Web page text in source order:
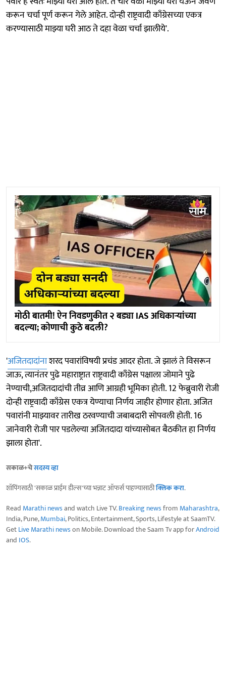
करून चर्चा पूर्ण करून गेले आहेत. दोन्ही राष्ट्रवादी काँग्रेसच्या एकत्र
करण्यासाठी माझ्या घरी आठ ते दहा वेळा चर्चा झालीये'.
मोठी बातमी! ऐन निवडणुकीत २ बड्या IAS अधिकाऱ्यांच्या
बदल्या; कोणाची कुठे बदली?
'अजितदादांनाशरद पवारांविषयी प्रचंड आदर होता. जे झालं ते विसरून
जाऊ, त्यानंतर पुढे महाराष्ट्रात राष्ट्रवादी काँग्रेस पक्षाला जोमाने पुढे
नेण्याची,अजितदादांची तीव्र आणि आग्रही भूमिका होती. 12 फेब्रुवारी रोजी
दोन्ही राष्ट्रवादी काँग्रेस एकत्र येण्याचा निर्णय जाहीर होणार होता. अजित
पवारांनी माझ्यावर तारीख ठरवण्याची जबाबदारी सोपवली होती. 16
जानेवारी रोजी पार पडलेल्या अजितदादा यांच्यासोबत बैठकीत हा निर्णय
झाला होता'.
सकाळ+चेसदस्य व्हा
शॉपिंगसाठी 'सकाळ प्राईम डील्स'च्या भन्नाट ऑफर्स पाहण्यासाठीक्लिक करा.
Read Marathi newsand watch Live TV.Breaking newsfrom Maharashtra,
India, Pune,Mumbai, Politics, Entertainment, Sports, Lifestyle at SaamTV.
GetLive Marathi newson Mobile. Download the Saam Tv app forAndroid
and IOS.